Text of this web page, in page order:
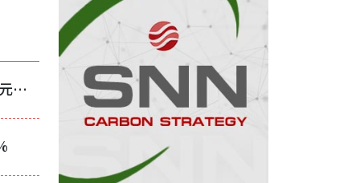
華新麗華上半年獲利亮眼 稅後純益125億元、EPS 2.85元